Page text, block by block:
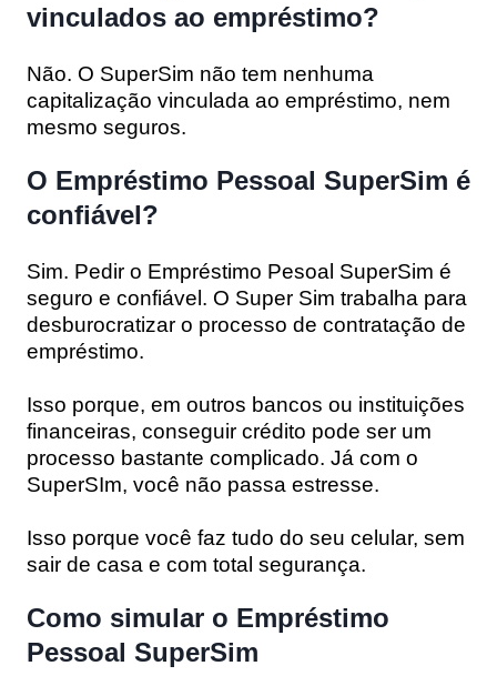
vinculados ao empréstimo?
Não. O SuperSim não tem nenhuma
capitalização vinculada ao empréstimo, nem
mesmo seguros.
O Empréstimo Pessoal SuperSim é
confiável?
Sim. Pedir o Empréstimo Pesoal SuperSim é
seguro e confiável. O Super Sim trabalha para
desburocratizar o processo de contratação de
empréstimo.
Isso porque, em outros bancos ou instituições
financeiras, conseguir crédito pode ser um
processo bastante complicado. Já com o
SuperSIm, você não passa estresse.
Isso porque você faz tudo do seu celular, sem
sair de casa e com total segurança.
Como simular o Empréstimo
Pessoal SuperSim